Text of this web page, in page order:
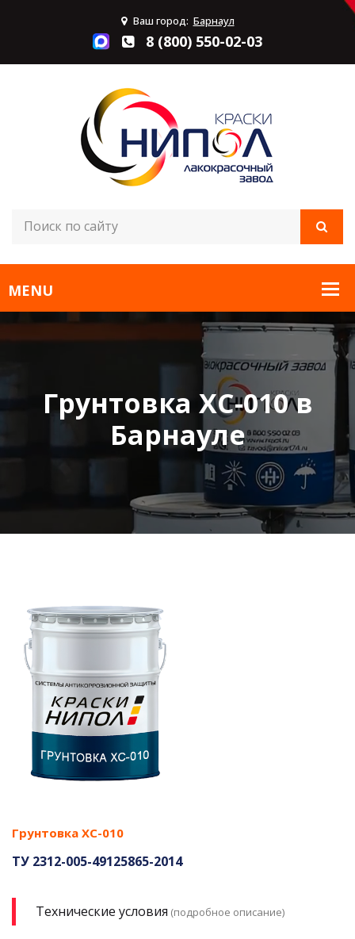
Ваш город: Барнаул
8 (800) 550-02-03
Грунтовка ХС-010 в
Барнауле
Грунтовка ХС-010
ТУ 2312-005-49125865-2014
Технические условия (подробное описание)